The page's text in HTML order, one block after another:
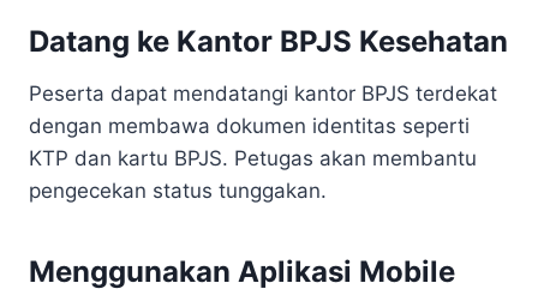
Datang ke Kantor BPJS Kesehatan
Peserta dapat mendatangi kantor BPJS terdekat
dengan membawa dokumen identitas seperti
KTP dan kartu BPJS. Petugas akan membantu
pengecekan status tunggakan.
Menggunakan Aplikasi Mobile